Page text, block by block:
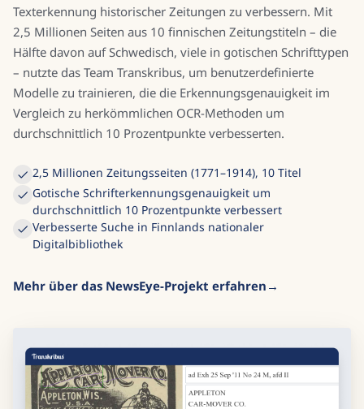
Texterkennung historischer Zeitungen zu verbessern. Mit
2,5 Millionen Seiten aus 10 finnischen Zeitungstiteln – die
Hälfte davon auf Schwedisch, viele in gotischen Schrifttypen
– nutzte das Team Transkribus, um benutzerdefinierte
Modelle zu trainieren, die die Erkennungsgenauigkeit im
Vergleich zu herkömmlichen OCR-Methoden um
durchschnittlich 10 Prozentpunkte verbesserten.
2,5 Millionen Zeitungsseiten (1771–1914), 10 Titel
Gotische Schrifterkennungsgenauigkeit um
durchschnittlich 10 Prozentpunkte verbessert
Verbesserte Suche in Finnlands nationaler
Digitalbibliothek
Mehr über das NewsEye-Projekt erfahren